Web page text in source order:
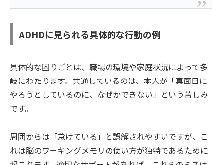
ADHDに見られる具体的な行動の例
具体的な困りごとは、職場の環境や家庭状況によって多
岐にわたります。共通しているのは、本人が「真面目に
やろうとしているのに、なぜかできない」という苦しみ
です。
周囲からは「怠けている」と誤解されやすいですが、こ
れは脳のワーキングメモリの使い方が独特であるために